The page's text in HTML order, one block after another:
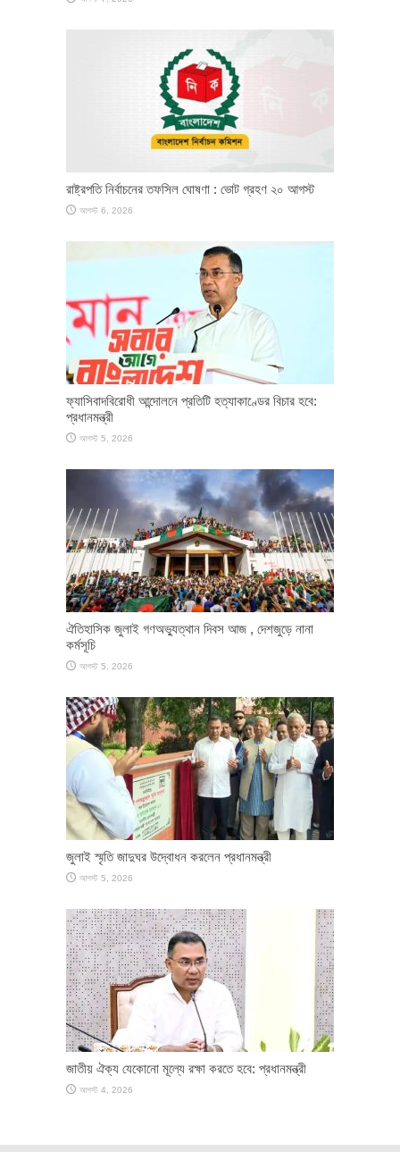
রাষ্ট্রপতি নির্বাচনের তফসিল ঘোষণা : ভোট গ্রহণ ২০ আগস্ট
আগস্ট 6, 2026
ফ্যাসিবাদবিরোধী আন্দোলনে প্রতিটি হত্যাকাণ্ডের বিচার হবে:
প্রধানমন্ত্রী
আগস্ট 5, 2026
ঐতিহাসিক জুলাই গণঅভ্যুত্থান দিবস আজ , দেশজুড়ে নানা
কর্মসূচি
আগস্ট 5, 2026
জুলাই স্মৃতি জাদুঘর উদ্বোধন করলেন প্রধানমন্ত্রী
আগস্ট 5, 2026
জাতীয় ঐক্য যেকোনো মূল্যে রক্ষা করতে হবে: প্রধানমন্ত্রী
আগস্ট 4, 2026